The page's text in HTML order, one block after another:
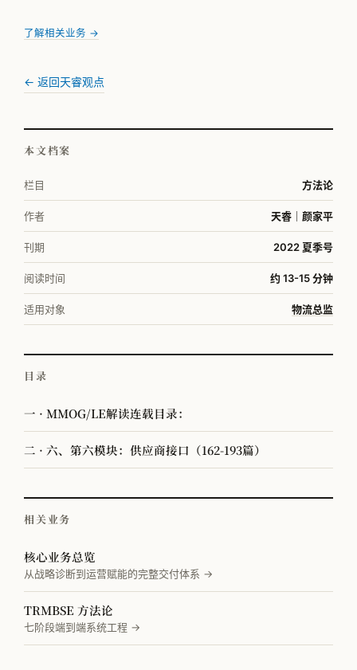
了解相关业务 →
← 返回天睿观点
本文档案
栏目 方法论
作者 天睿｜颜家平
刊期 2022 夏季号
阅读时间 约 13-15 分钟
适用对象 物流总监
目录
一 · MMOG/LE解读连载目录：
二 · 六、第六模块：供应商接口（162-193篇）
相关业务
核心业务总览
从战略诊断到运营赋能的完整交付体系 →
TRMBSE 方法论
七阶段端到端系统工程 →